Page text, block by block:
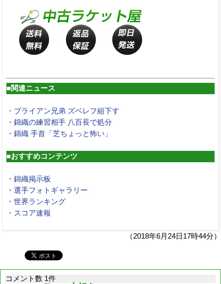
■関連ニュース
・ブライアン兄弟 ズベレフ組下す
・錦織の練習相手 八百長で処分
・錦織 手首「芝ちょっと怖い」
■おすすめコンテンツ
・錦織掲示板
・選手フォトギャラリー
・世界ランキング
・スコア速報
（2018年6月24日17時44分）
コメント数 1件